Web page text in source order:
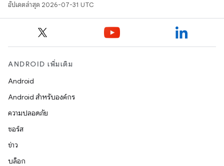
อัปเดตล่าสุด 2026-07-31 UTC
ANDROID เพิ่มเติม
Android
Android สำหรับองค์กร
ความปลอดภัย
ซอร์ส
ข่าว
บล็อก